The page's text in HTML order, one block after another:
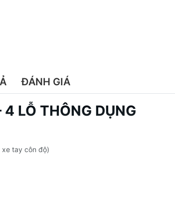
ĐÁNH GIÁ
LỖ THÔNG DỤNG
tay côn độ)